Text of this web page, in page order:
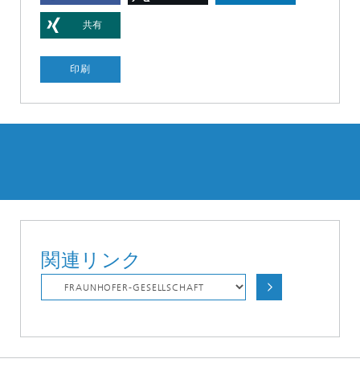
共有
印刷
関連リンク